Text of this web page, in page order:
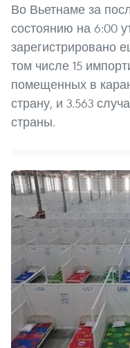
Во Вьетнаме за
состоянию на 6:00
зарегистрировано
том числе 15
помещенных в
страну, и 3.563
страны.